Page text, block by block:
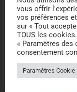
vous offrir
vos préférences
sur « Tout
TOUS les
« Paramètres
consentement
Paramètres Cookie